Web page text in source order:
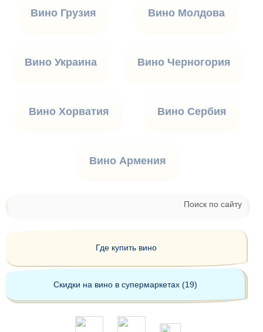
Вино Грузия Вино Молдова
Вино Украина Вино Черногория
Вино Хорватия Вино Сербия
Вино Армения
Поиск по сайту
Где купить вино
Скидки на вино в супермаркетах (19)